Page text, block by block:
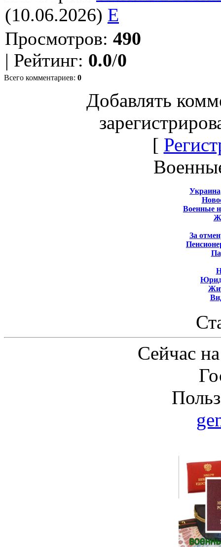
(10.06.2026) E
Просмотров: 490
| Рейтинг: 0.0/0
Всего комментариев: 0
Добавлять
[
Военные
За
Сейчас